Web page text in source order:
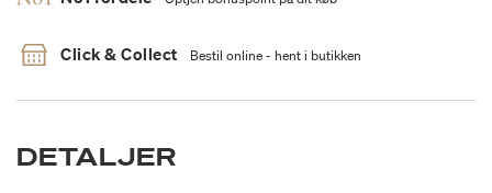
Click & Collect Bestil online - hent i butikken
DETALJER